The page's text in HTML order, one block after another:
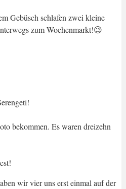
Gebüsch schlafen zwei kleine
zum Wochenmarkt!😉
bekommen. Es waren dreizehn
wir vier uns erst einmal auf der